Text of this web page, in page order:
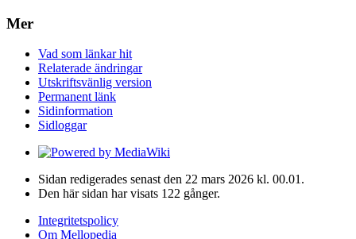
Mer
Vad som länkar hit
Relaterade ändringar
Utskriftsvänlig version
Permanent länk
Sidinformation
Sidloggar
Sidan redigerades senast den 22 mars 2026 kl. 00.01.
Den här sidan har visats 122 gånger.
Integritetspolicy
Om Mellopedia